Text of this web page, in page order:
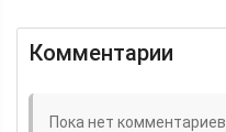
Комментарии
Пока нет комментариев